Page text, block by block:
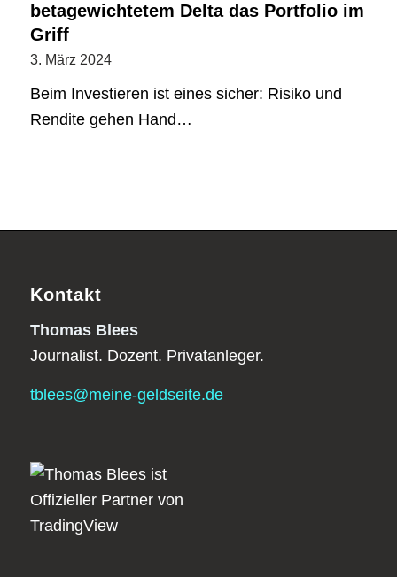
betagewichtetem Delta das Portfolio im
Griff
3. März 2024
Beim Investieren ist eines sicher: Risiko und
Rendite gehen Hand…
Kontakt
Thomas Blees
Journalist. Dozent. Privatanleger.
tblees@meine-geldseite.de